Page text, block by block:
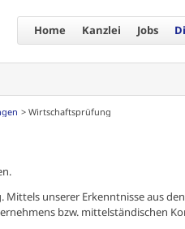
Home Kanzlei Jobs
Wirtschaftsprüfung
unserer Erkenntnisse aus
bzw. mittelständischen